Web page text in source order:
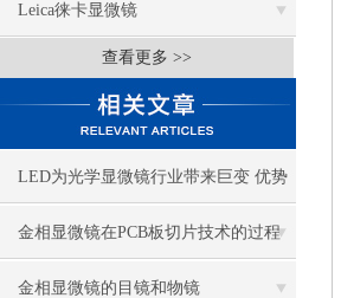
Leica徕卡显微镜
查看更多 >>
LED为光学显微镜行业带来巨变 优势
比传统卤素更明显
金相显微镜在PCB板切片技术的过程
控制中的作用
金相显微镜的目镜和物镜